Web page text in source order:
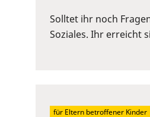
Solltet ihr noch
Soziales. Ihr erreicht
für Eltern betroffener Kinder